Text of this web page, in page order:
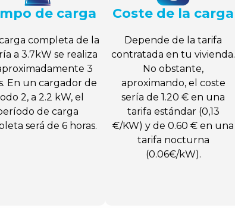
de carga
completa de la
a 3.7kW se realiza
3
En un cargador de
2, a 2.2 kW, el
de carga
será de 6 horas.
Coste de la carga
Depende de la tarifa
contratada en tu vivienda.
No obstante,
aproximando, el coste
sería de 1.20 € en una
tarifa estándar (0,13
€/KW) y de 0.60 € en una
tarifa nocturna
(0.06€/kW).